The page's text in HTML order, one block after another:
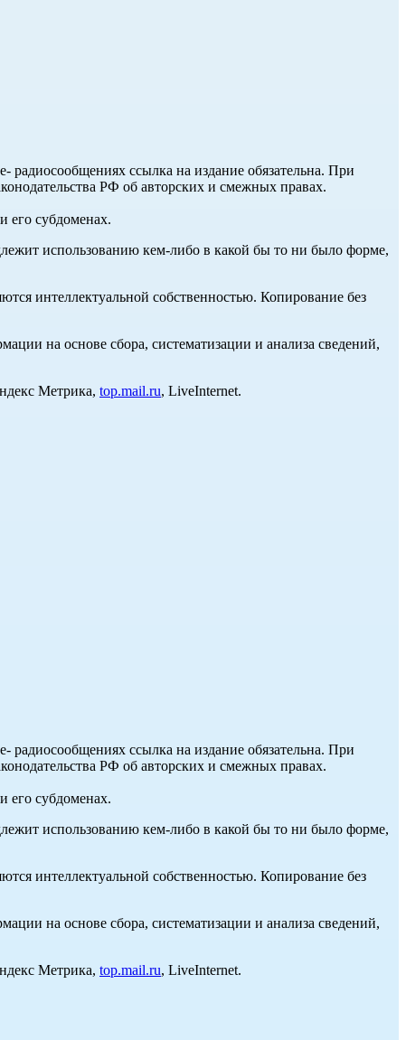
радиосообщениях ссылка на издание обязательна. При
РФ об авторских и смежных правах.
и его субдоменах.
использованию кем-либо в какой бы то ни было форме,
интеллектуальной собственностью. Копирование без
на основе сбора, систематизации и анализа сведений,
Метрика, top.mail.ru, LiveInternet.
радиосообщениях ссылка на издание обязательна. При
РФ об авторских и смежных правах.
и его субдоменах.
использованию кем-либо в какой бы то ни было форме,
интеллектуальной собственностью. Копирование без
на основе сбора, систематизации и анализа сведений,
Метрика, top.mail.ru, LiveInternet.